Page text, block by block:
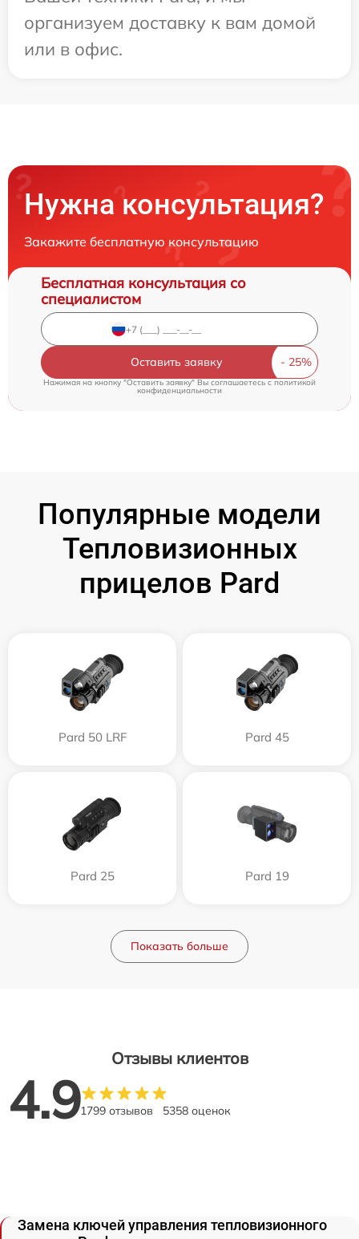
организуем доставку к вам домой
или в офис.
Нужна консультация?
Закажите бесплатную консультацию
Бесплатная консультация со
специалистом
Оставить заявку
Нажимая на кнопку "Оставить заявку" Вы соглашаетесь c политикой
конфиденциальности
Популярные модели
Тепловизионных
прицелов Pard
Pard 50 LRF Pard 45
Pard 25 Pard 19
Показать больше
Отзывы клиентов
4.91799 отзывов 5358 оценок
Замена ключей управления тепловизионного